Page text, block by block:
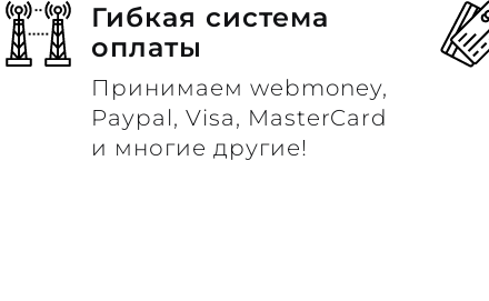
Гибкая система
оплаты
Принимаем webmoney,
Paypal, Visa, MasterCard
и многие другие!